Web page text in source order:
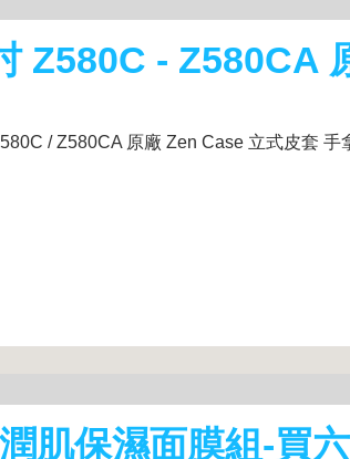
Z580C - Z580CA
/ Z580CA 原廠 Zen Case 立式皮套 手
肌保濕面膜組-買